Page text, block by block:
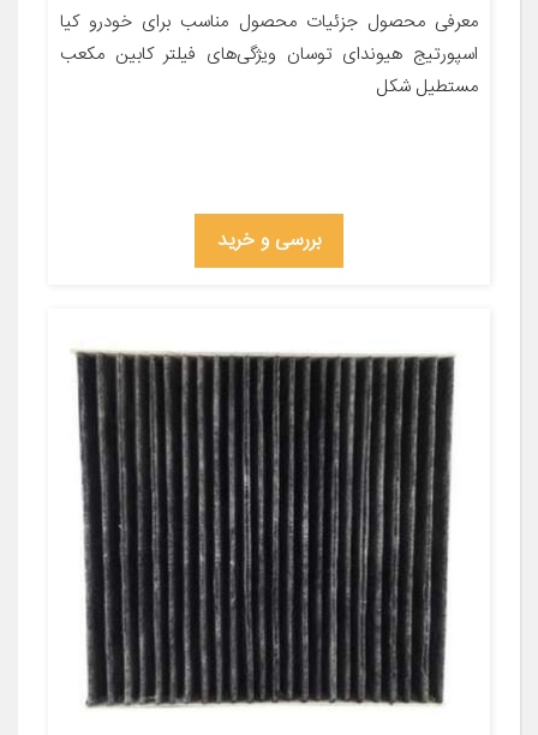
معرفی محصول جزئیات محصول مناسب برای خودرو کیا
اسپورتیج هیوندای توسان ویژگی‌های فیلتر کابین مکعب
مستطیل شکل
بررسی و خرید